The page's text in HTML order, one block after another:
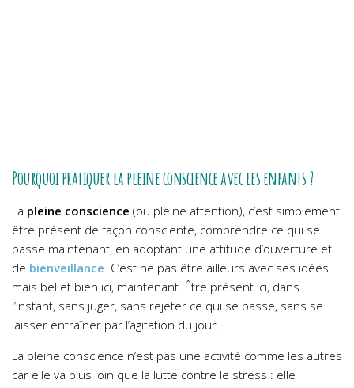
Pourquoi pratiquer la pleine conscience avec les enfants ?
La pleine conscience (ou pleine attention), c’est simplement
être présent de façon consciente, comprendre ce qui se
passe maintenant, en adoptant une attitude d’ouverture et
de bienveillance. C’est ne pas être ailleurs avec ses idées
mais bel et bien ici, maintenant. Être présent ici, dans
l’instant, sans juger, sans rejeter ce qui se passe, sans se
laisser entraîner par l’agitation du jour.
La pleine conscience n’est pas une activité comme les autres
car elle va plus loin que la lutte contre le stress : elle